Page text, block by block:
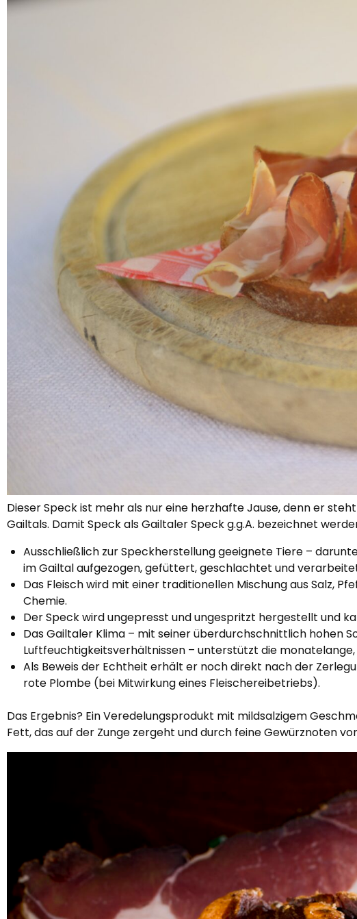
Dieser Speck ist mehr als nur eine herzhafte Jause, denn er
Gailtals. Damit Speck als Gailtaler Speck g.g.A. bezeichnet
Ausschließlich zur Speckherstellung geeignete Tiere –
im Gailtal aufgezogen, gefüttert, geschlachtet und
Das Fleisch wird mit einer traditionellen Mischung aus Salz,
Chemie.
Der Speck wird ungepresst und ungespritzt hergestellt und
Das Gailtaler Klima – mit seiner überdurchschnittlich hohen
Luftfeuchtigkeitsverhältnissen – unterstützt die
Als Beweis der Echtheit erhält er noch direkt nach der
rote Plombe (bei Mitwirkung eines Fleischereibetriebs).
Das Ergebnis? Ein Veredelungsprodukt mit mildsalzigem
Fett, das auf der Zunge zergeht und durch feine Gewürznoten